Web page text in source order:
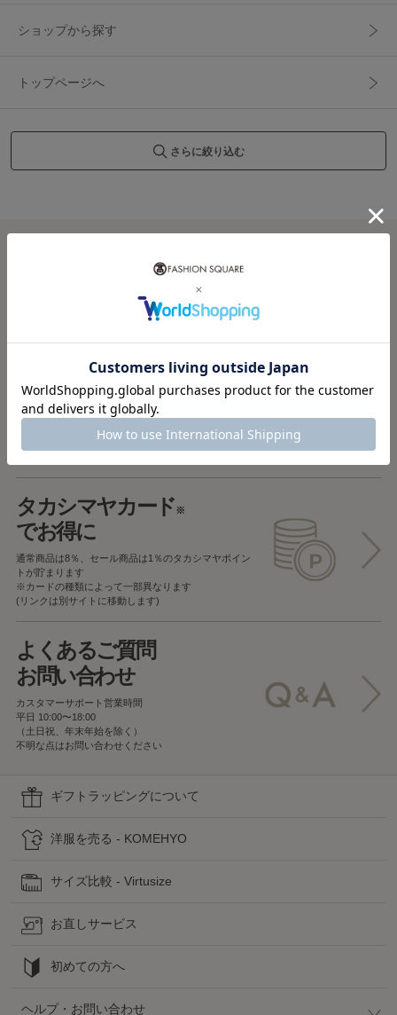
ショップから探す
トップページへ
さらに絞り込む
返品OK
一部商品を除き、
お届け後7日以内の場合
返品することが可能です
タカシマヤカード※
でお得に
通常商品は8％、セール商品は1％のタカシマヤポイン
トが貯まります
※カードの種類によって一部異なります
(リンクは別サイトに移動します)
よくあるご質問
お問い合わせ
カスタマーサポート営業時間
平日 10:00〜18:00
（土日祝、年末年始を除く）
不明な点はお問い合わせください
ギフトラッピングについて
洋服を売る - KOMEHYO
サイズ比較 - Virtusize
お直しサービス
初めての方へ
ヘルプ・お問い合わせ